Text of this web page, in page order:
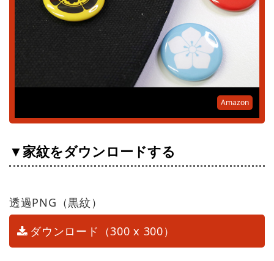
Amazon
▼家紋をダウンロードする
透過PNG（黒紋）
ダウンロード（300 x 300）